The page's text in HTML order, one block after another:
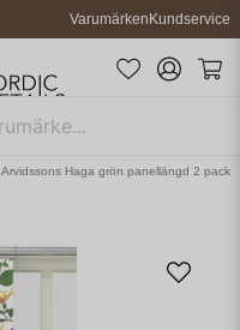
VarumärkenKundservice
Arvidssons Haga grön panellängd 2 pack